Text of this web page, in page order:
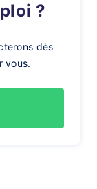
?
dès
vous.